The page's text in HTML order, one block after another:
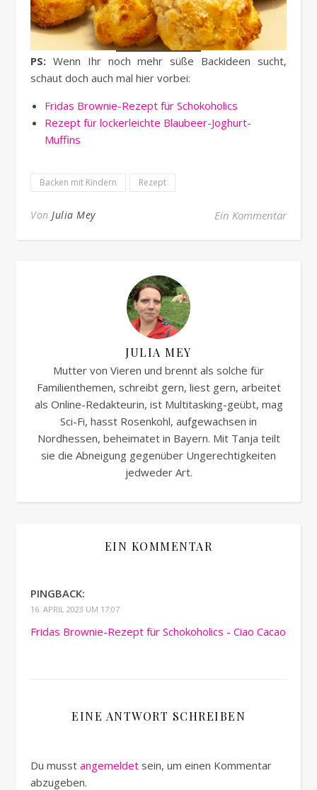
PS: Wenn Ihr noch mehr süße Backideen sucht,
schaut doch auch mal hier vorbei:
Fridas Brownie-Rezept für Schokoholics
Rezept für lockerleichte Blaubeer-Joghurt-
Muffins
Backen mit Kindern Rezept
Von Julia Mey Ein Kommentar
JULIA MEY
Mutter von Vieren und brennt als solche für
Familienthemen, schreibt gern, liest gern, arbeitet
als Online-Redakteurin, ist Multitasking-geübt, mag
Sci-Fi, hasst Rosenkohl, aufgewachsen in
Nordhessen, beheimatet in Bayern. Mit Tanja teilt
sie die Abneigung gegenüber Ungerechtigkeiten
jedweder Art.
EIN KOMMENTAR
PINGBACK:
16. APRIL 2023 UM 17:07
Fridas Brownie-Rezept für Schokoholics - Ciao Cacao
EINE ANTWORT SCHREIBEN
Du musst angemeldet sein, um einen Kommentar
abzugeben.